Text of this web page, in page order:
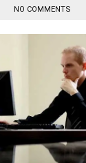
NO COMMENTS